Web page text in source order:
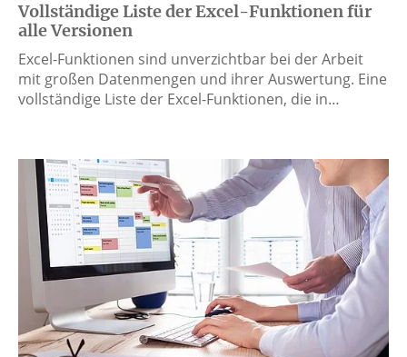
Vollständige Liste der Excel-Funktionen für
alle Versionen
Excel-Funktionen sind unverzichtbar bei der Arbeit
mit großen Datenmengen und ihrer Auswertung. Eine
vollständige Liste der Excel-Funktionen, die in…